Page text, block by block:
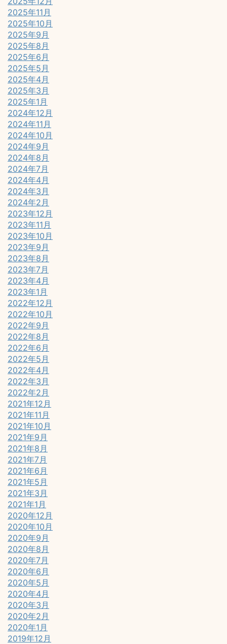
2025年11月
2025年10月
2025年9月
2025年8月
2025年6月
2025年5月
2025年4月
2025年3月
2025年1月
2024年12月
2024年11月
2024年10月
2024年9月
2024年8月
2024年7月
2024年4月
2024年3月
2024年2月
2023年12月
2023年11月
2023年10月
2023年9月
2023年8月
2023年7月
2023年4月
2023年1月
2022年12月
2022年10月
2022年9月
2022年8月
2022年6月
2022年5月
2022年4月
2022年3月
2022年2月
2021年12月
2021年11月
2021年10月
2021年9月
2021年8月
2021年7月
2021年6月
2021年5月
2021年3月
2021年1月
2020年12月
2020年10月
2020年9月
2020年8月
2020年7月
2020年6月
2020年5月
2020年4月
2020年3月
2020年2月
2020年1月
2019年12月